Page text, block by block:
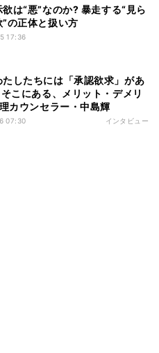
欲は“悪”なのか? 暴走する“見ら
の正体と扱い方
17:36
たしたちには「承認欲求」があ
こにある、メリット・デメリ
カウンセラー・中島輝
07:30 インタビュー